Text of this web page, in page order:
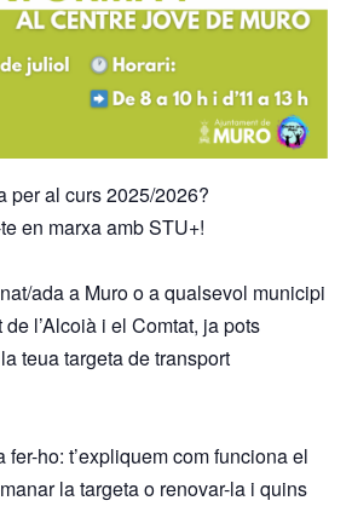
per al curs 2025/2026?
en marxa amb STU+!
ada a Muro o a qualsevol municipi
l’Alcoià i el Comtat, ja pots
teua targeta de transport
fer-ho: t’expliquem com funciona el
la targeta o renovar-la i quins